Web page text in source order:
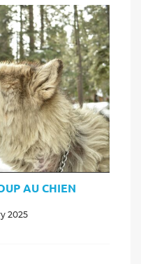
AU CHIEN
2025